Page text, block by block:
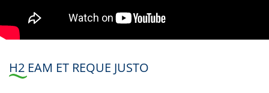
H2 EAM ET REQUE JUSTO